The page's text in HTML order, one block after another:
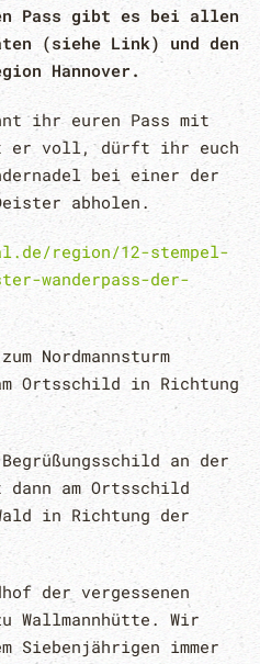
Pass gibt es bei allen
(siehe Link) und den
Hannover.
ihr euren Pass mit
er voll, dürft ihr euch
bei einer der
abholen.
region/12-stempel-
wanderpass-der-
Nordmannsturm
Ortsschild in Richtung
an der
am Ortsschild
in Richtung der
der vergessenen
Wallmannhütte. Wir
Siebenjährigen immer